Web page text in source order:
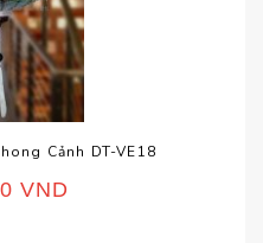
Cảnh DT-VE18
VND